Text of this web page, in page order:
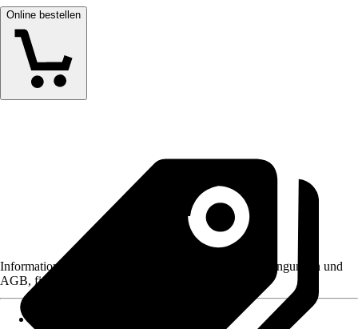
Online bestellen
Informationen des Verkäufers, wie z. B. Rückgabebedingungen und
AGB, finden Sie bei Klick auf den Verkäufernamen.